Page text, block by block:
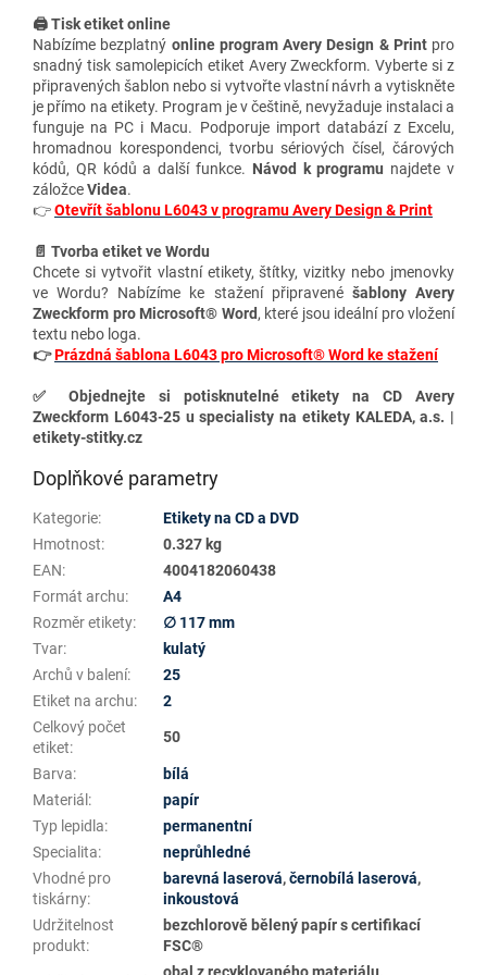
🖨️ Tisk etiket online
Nabízíme bezplatný online program Avery Design & Print pro
snadný tisk samolepicích etiket Avery Zweckform. Vyberte si z
připravených šablon nebo si vytvořte vlastní návrh a vytiskněte
je přímo na etikety. Program je v češtině, nevyžaduje instalaci a
funguje na PC i Macu. Podporuje import databází z Excelu,
hromadnou korespondenci, tvorbu sériových čísel, čárových
kódů, QR kódů a další funkce. Návod k programu najdete v
záložceVidea.
👉Otevřít šablonu L6043 v programu Avery Design & Print
📄 Tvorba etiket ve Wordu
Chcete si vytvořit vlastní etikety, štítky, vizitky nebo jmenovky
ve Wordu? Nabízíme ke stažení připravené šablony Avery
Zweckform pro Microsoft® Word, které jsou ideální pro vložení
textu nebo loga.
👉Prázdná šablona L6043 pro Microsoft® Word ke stažení
✅ Objednejte si potisknutelné etikety na CD Avery
Zweckform L6043-25 u specialisty na etikety KALEDA, a.s. |
etikety-stitky.cz
Doplňkové parametry
Kategorie:
Etikety na CD a DVD
Hmotnost:
0.327 kg
EAN:
4004182060438
Formát archu:
A4
Rozměr etikety:
∅ 117 mm
Tvar:
kulatý
Archů v balení:
25
Etiket na archu:
2
Celkový počet
etiket:
50
Barva:
bílá
Materiál :
papír
Typ lepidla:
permanentní
Specialita:
neprůhledné
Vhodné pro
tiskárny:
barevná laserová,černobílá laserová,
inkoustová
Udržitelnost
produkt:
bezchlorově bělený papír s certifikací
FSC®